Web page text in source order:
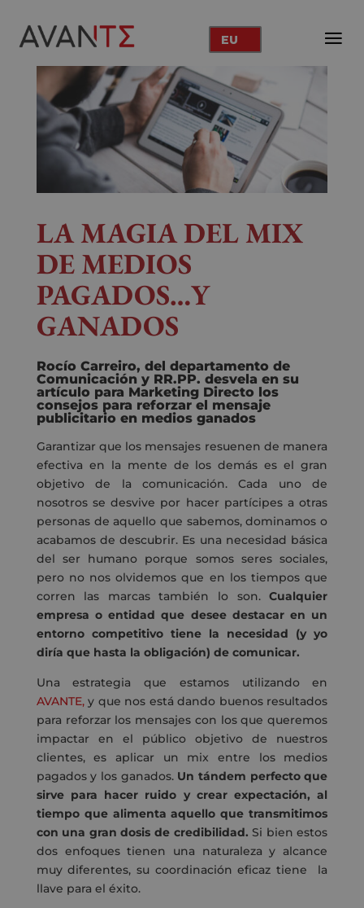
EU
LA MAGIA DEL MIX
DE MEDIOS
PAGADOS…Y
GANADOS
Rocío Carreiro, del departamento de
Comunicación y RR.PP. desvela en su
artículo para Marketing Directo los
consejos para reforzar el mensaje
publicitario en medios ganados
Garantizar que los mensajes resuenen de manera
efectiva en la mente de los demás es el gran
objetivo de la comunicación. Cada uno de
nosotros se desvive por hacer partícipes a otras
personas de aquello que sabemos, dominamos o
acabamos de descubrir. Es una necesidad básica
del ser humano porque somos seres sociales,
pero no nos olvidemos que en los tiempos que
corren las marcas también lo son. Cualquier
empresa o entidad que desee destacar en un
entorno competitivo tiene la necesidad (y yo
diría que hasta la obligación) de comunicar.
Una estrategia que estamos utilizando en
AVANTE,y que nos está dando buenos resultados
para reforzar los mensajes con los que queremos
impactar en el público objetivo de nuestros
clientes, es aplicar un mix entre los medios
pagados y los ganados. Un tándem perfecto que
sirve para hacer ruido y crear expectación, al
tiempo que alimenta aquello que transmitimos
con una gran dosis de credibilidad. Si bien estos
dos enfoques tienen una naturaleza y alcance
muy diferentes, su coordinación eficaz tiene la
llave para el éxito.